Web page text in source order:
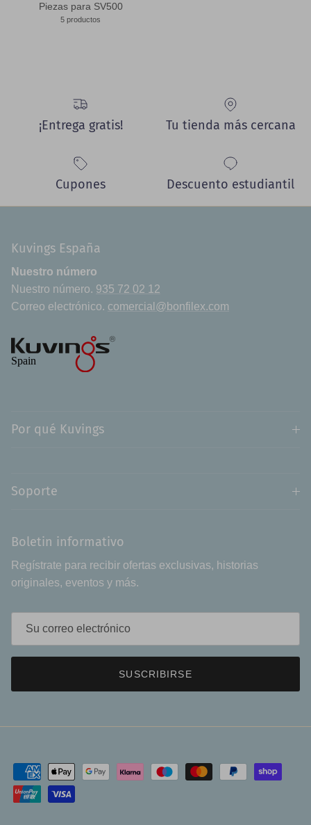
Piezas para SV500
5 productos
¡Entrega gratis! Tu tienda más cercana
Cupones Descuento estudiantil
Kuvings España
Nuestro número
Nuestro número. 935 72 02 12
Correo electrónico. comercial@bonfilex.com
Por qué Kuvings
Soporte
Boletin informativo
Regístrate para recibir ofertas exclusivas, historias
originales, eventos y más.
SUSCRIBIRSE